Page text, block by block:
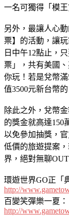
一名可獨得「模王
另外，最讓人心
票】的活動，讓
日中午12點止，
票」，共有美國
你玩！若是兌幣
值3500元新台幣
除此之外，兌幣
的獎金就高達150
以免參加抽獎，
低價的旅遊提案
界，絕對無聊
環遊世界GO正「
http://
百變笑彈樂一夏：
http://